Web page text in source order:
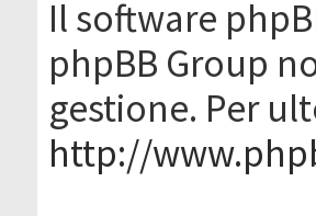
Il software
phpBB Group
gestione. Per
http://